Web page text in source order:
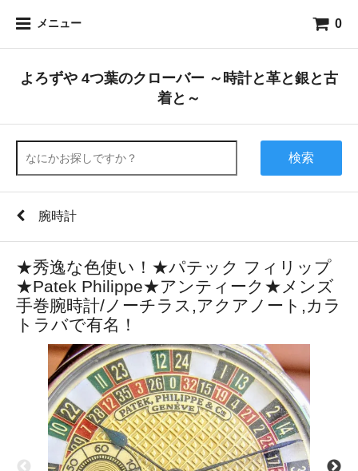
メニュー 0
よろずや 4つ葉のクローバー ～時計と革と銀と古
着と～
検索
腕時計
★秀逸な色使い！★パテック フィリップ
★Patek Philippe★アンティーク★メンズ
手巻腕時計/ノーチラス,アクアノート,カラ
トラバで有名！